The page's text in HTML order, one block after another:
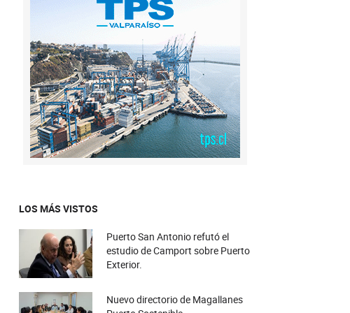
LOS MÁS VISTOS
Puerto San Antonio refutó el
estudio de Camport sobre Puerto
Exterior.
Nuevo directorio de Magallanes